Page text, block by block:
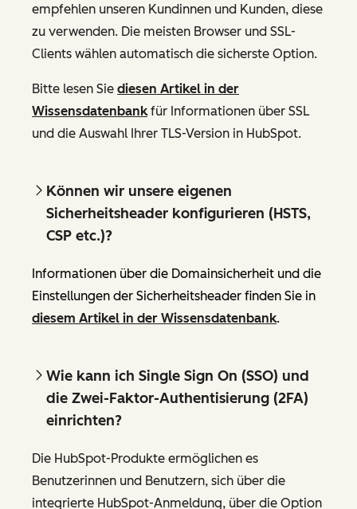
empfehlen unseren Kundinnen und Kunden, diese
zu verwenden. Die meisten Browser und SSL-
Clients wählen automatisch die sicherste Option.
Bitte lesen Sie diesen Artikel in der
Wissensdatenbankfür Informationen über SSL
und die Auswahl Ihrer TLS-Version in HubSpot.
Können wir unsere eigenen
Sicherheitsheader konfigurieren (HSTS,
CSP etc.)?
Informationen über die Domainsicherheit und die
Einstellungen der Sicherheitsheader finden Sie in
diesem Artikel in der Wissensdatenbank.
Wie kann ich Single Sign On (SSO) und
die Zwei-Faktor-Authentisierung (2FA)
einrichten?
Die HubSpot-Produkte ermöglichen es
Benutzerinnen und Benutzern, sich über die
integrierte HubSpot-Anmeldung, über die Option